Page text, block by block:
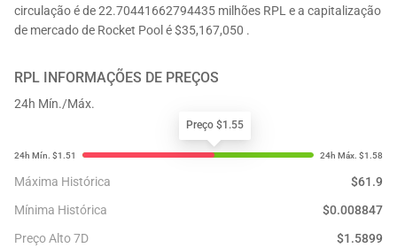
circulação é de 22.70441662794435 milhões RPL e a capitalização
de mercado de Rocket Pool é $35,167,050 .
RPL INFORMAÇÕES DE PREÇOS
24h Mín./Máx.
Preço $1.55
Máxima Histórica $61.9
Mínima Histórica
$0.008847
Preço Alto 7D
$1.5899